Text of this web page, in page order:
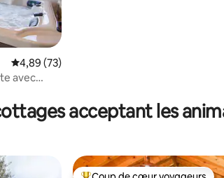
: 4,76 sur 5
Évaluation moyenne sur la base de 73
4,89 (73)
avec
acceptant les